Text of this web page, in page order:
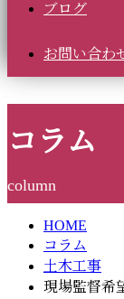
ブログ
お問い合わ
コラム
column
HOME
コラム
土木工事
現場監督希